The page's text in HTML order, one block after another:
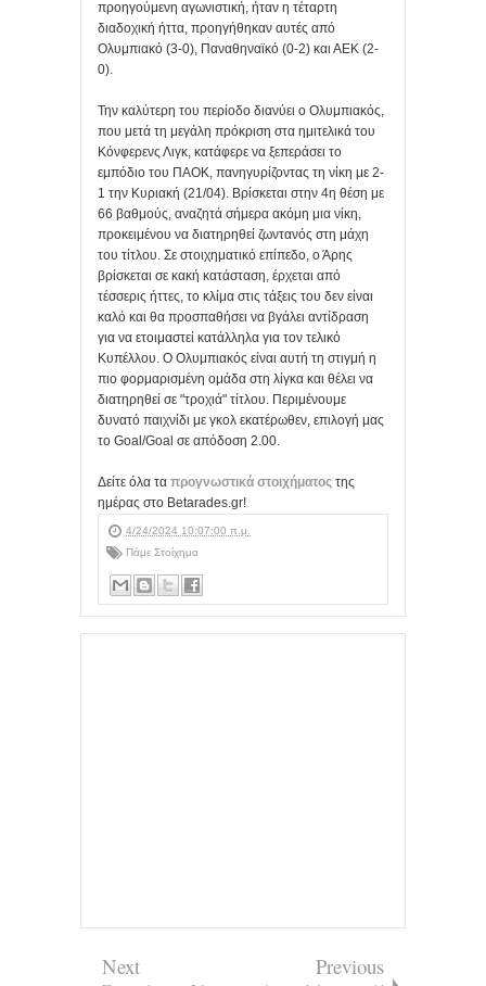
προηγούμενη αγωνιστική, ήταν η τέταρτη
διαδοχική ήττα, προηγήθηκαν αυτές από
Ολυμπιακό (3-0), Παναθηναϊκό (0-2) και ΑΕΚ (2-
0).
Την καλύτερη του περίοδο διανύει ο Ολυμπιακός,
που μετά τη μεγάλη πρόκριση στα ημιτελικά του
Κόνφερενς Λιγκ, κατάφερε να ξεπεράσει το
εμπόδιο του ΠΑΟΚ, πανηγυρίζοντας τη νίκη με 2-
1 την Κυριακή (21/04). Βρίσκεται στην 4η θέση με
66 βαθμούς, αναζητά σήμερα ακόμη μια νίκη,
προκειμένου να διατηρηθεί ζωντανός στη μάχη
του τίτλου. Σε στοιχηματικό επίπεδο, ο Άρης
βρίσκεται σε κακή κατάσταση, έρχεται από
τέσσερις ήττες, το κλίμα στις τάξεις του δεν είναι
καλό και θα προσπαθήσει να βγάλει αντίδραση
για να ετοιμαστεί κατάλληλα για τον τελικό
Κυπέλλου. Ο Ολυμπιακός είναι αυτή τη στιγμή η
πιο φορμαρισμένη ομάδα στη λίγκα και θέλει να
διατηρηθεί σε "τροχιά" τίτλου. Περιμένουμε
δυνατό παιχνίδι με γκολ εκατέρωθεν, επιλογή μας
το Goal/Goal σε απόδοση 2.00.
Δείτε όλα τα προγνωστικά στοιχήματος της
ημέρας στο Betarades.gr!
4/24/2024 10:07:00 π.μ.
Πάμε Στοίχημα
Next Previous